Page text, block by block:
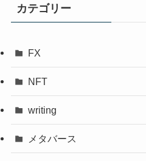
カテゴリー
FX
NFT
writing
メタバース